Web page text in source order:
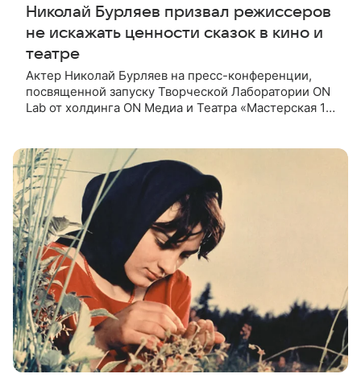
Николай Бурляев призвал режиссеров
не искажать ценности сказок в кино и
театре
Актер Николай Бурляев на пресс-конференции,
посвященной запуску Творческой Лаборатории ON
Lab от холдинга ON Медиа и Театра «Мастерская 12